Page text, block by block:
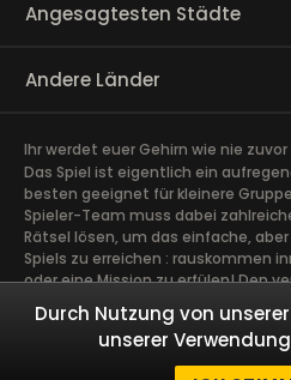
Angesagtesten Städte
Andere Länder
Ihr werdet euer Gehirn wie nie zuvor
Das Spiel ist eigentlich ein
besten geeignet für kleinere
Spieler-Team muss dabei
Rätsel lösen, um das einfache,
Spiels zu erreichen : rauskommen
oder eine Mission zu erfülen! Den
Spur zu kommen, erfordert volle
und Talente aller Spieler. Ein
äußerst wichtig. Ein gemeinsames
und Engagement zwischen den
Durch Nutzung von
unserer